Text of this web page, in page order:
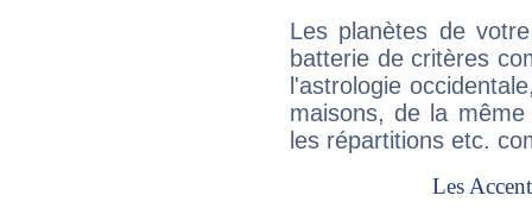
Les planètes de
batterie de critères
l'astrologie
maisons, de la
les répartitions etc.